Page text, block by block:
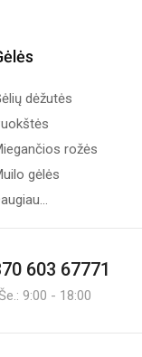
dėžutės
rožės
gėlės
603 67771
9:00 - 18:00